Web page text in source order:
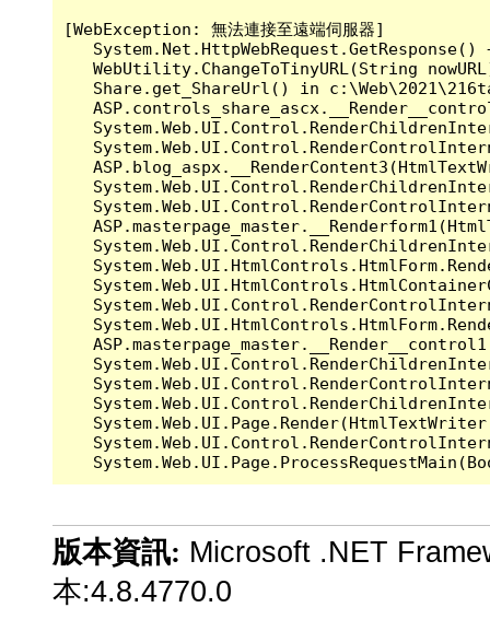
[WebException: 無法連接至遠端伺服器]
System.Net.HttpWebRequest.GetResponse()
WebUtility.ChangeToTinyURL(String
Share.get_ShareUrl() in
版本資訊: Microsoft .NET
本:4.8.4770.0